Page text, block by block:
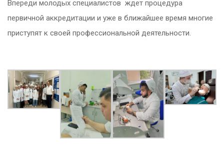
Впереди молодых специалистов ждет процедура
первичной аккредитации и уже в ближайшее время многие
приступят к своей профессиональной деятельности.